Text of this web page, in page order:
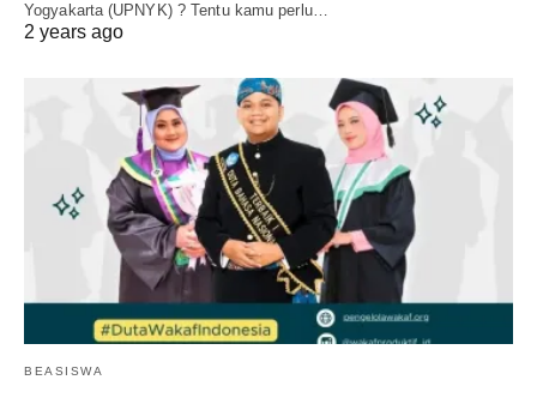
Yogyakarta (UPNYK) ? Tentu kamu perlu…
2 years ago
BEASISWA